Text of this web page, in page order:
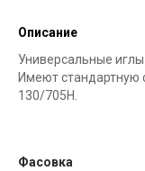
Описание
Универсальные
Имеют стандартную
130/705Н.
Фасовка